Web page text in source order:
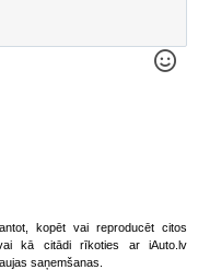
kopēt vai reproducēt citos
kā citādi rīkoties ar iAuto.lv
saņemšanas.